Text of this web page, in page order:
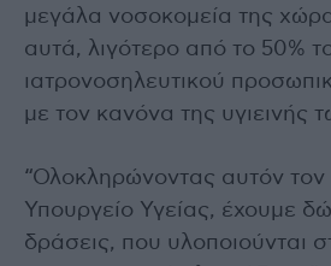
μεγάλα νοσοκομεία της
αυτά, λιγότερο από το 50%
ιατρονοσηλευτικού
με τον κανόνα της υγιεινής
“Ολοκληρώνοντας αυτόν τον
Υπουργείο Υγείας, έχουμε
δράσεις, που υλοποιούνται